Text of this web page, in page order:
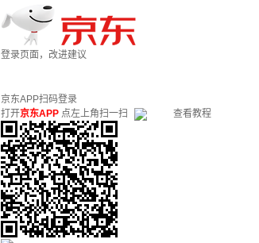
登录页面，改进建议
京东APP扫码登录
打开京东APP 点左上角扫一扫 查看教程